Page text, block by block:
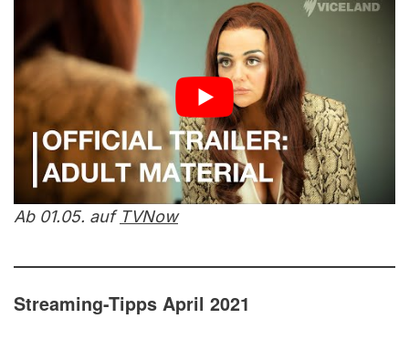
Ab 01.05. auf TVNow
Streaming-Tipps April 2021